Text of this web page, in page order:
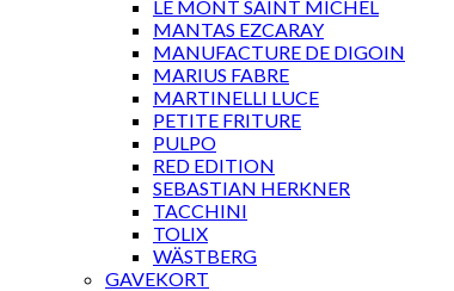
LE MONT SAINT MICHEL
MANTAS EZCARAY
MANUFACTURE DE DIGOIN
MARIUS FABRE
MARTINELLI LUCE
PETITE FRITURE
PULPO
RED EDITION
SEBASTIAN HERKNER
TACCHINI
TOLIX
WÄSTBERG
GAVEKORT